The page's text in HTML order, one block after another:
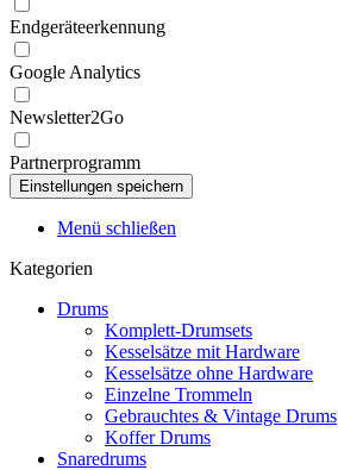
Endgeräteerkennung
Google Analytics
Newsletter2Go
Partnerprogramm
Menü schließen
Kategorien
Drums
Komplett-Drumsets
Kesselsätze mit Hardware
Kesselsätze ohne Hardware
Einzelne Trommeln
Gebrauchtes & Vintage Drums
Koffer Drums
Snaredrums